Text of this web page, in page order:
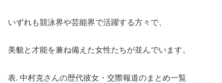
いずれも競泳界や芸能界で活躍する方々で、
美貌と才能を兼ね備えた女性たちが並んでいます。
表. 中村克さんの歴代彼女・交際報道のまとめ一覧